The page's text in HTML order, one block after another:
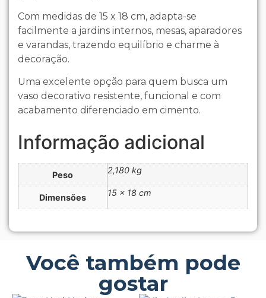
Com medidas de 15 x 18 cm, adapta-se
facilmente a jardins internos, mesas, aparadores
e varandas, trazendo equilíbrio e charme à
decoração.
Uma excelente opção para quem busca um
vaso decorativo resistente, funcional e com
acabamento diferenciado em cimento.
Informação adicional
Peso 2,180 kg
Dimensões 15 × 18 cm
Você também pode
gostar